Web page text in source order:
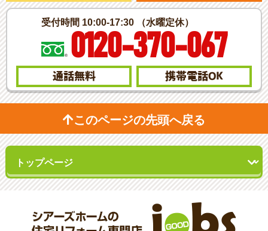
受付時間 10:00-17:30 （水曜定休）
0120-370-067
通話無料 携帯電話OK
このページの先頭へ戻る